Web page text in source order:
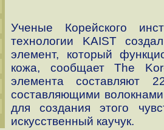
Ученые Корейского
технологии KAIST
элемент, который
кожа, сообщает The
элемента составляют
составляющими
для создания этого
искусственный каучук.